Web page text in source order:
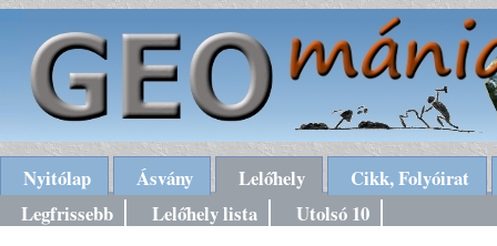
Nyitólap Ásvány Lelőhely
Cikk, Folyóirat
Legfrissebb
Lelőhely lista Utolsó 10